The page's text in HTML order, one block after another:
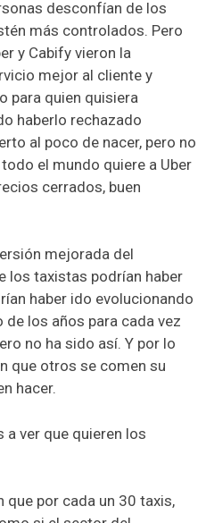
desconfían de los
más controlados. Pero
y Cabify vieron la
mejor al cliente y
para quien quisiera
haberlo rechazado
al poco de nacer, pero no
el mundo quiere a Uber
cerrados, buen
mejorada del
los taxistas podrían haber
haber ido evolucionando
los años para cada vez
no ha sido así. Y por lo
que otros se comen su
hacer.
a ver que quieren los
que por cada un 30 taxis,